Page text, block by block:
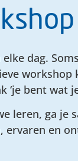
elke dag.
workshop
‘je bent wat
leren, ga je
ervaren en